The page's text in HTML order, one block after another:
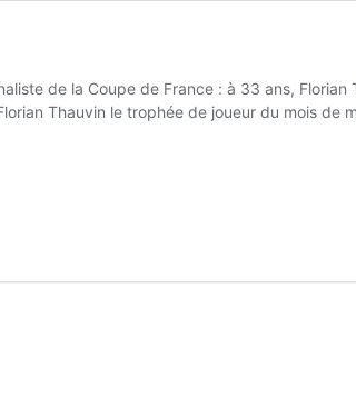
de la Coupe de France : à 33 ans,
Thauvin le trophée de joueur du mois de